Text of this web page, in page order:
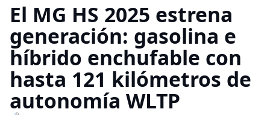
El MG HS 2025 estrena
generación: gasolina e
híbrido enchufable con
hasta 121 kilómetros de
autonomía WLTP